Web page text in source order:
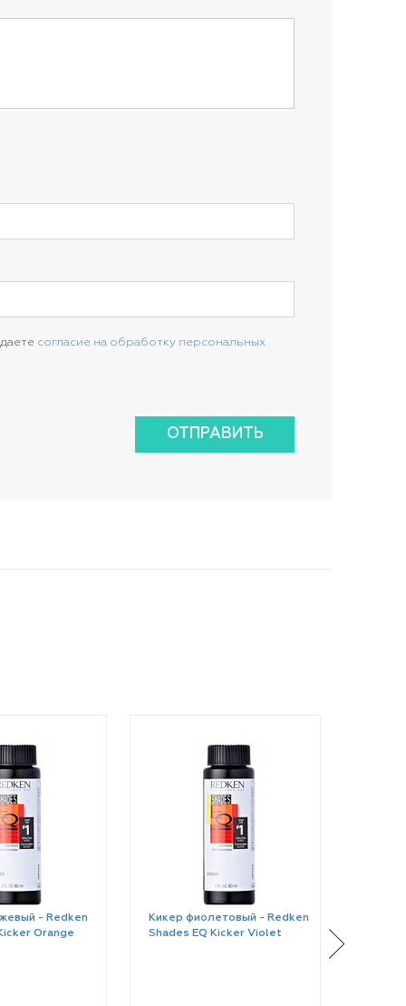
согласие на обработку персональных
ОТПРАВИТЬ
- Redken
Orange
Кикер фиолетовый - Redken
Shades EQ Kicker Violet